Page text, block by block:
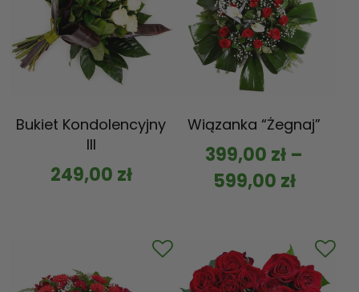
Bukiet Kondolencyjny
III
249,00 zł
Wiązanka “Żegnaj”
399,00 zł –
599,00 zł